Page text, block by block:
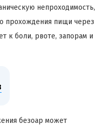
непроходимость,
прохождения пищи через
к боли, рвоте, запорам и
безоар может